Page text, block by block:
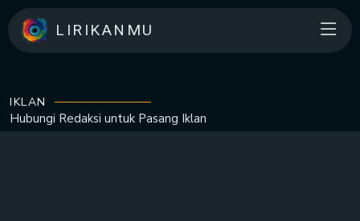
LIRIKANMU
IKLAN
Hubungi Redaksi untuk Pasang Iklan